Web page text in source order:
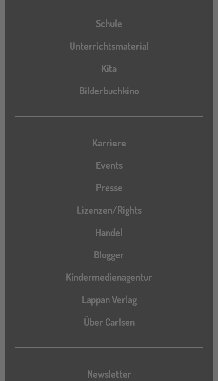
Schule
Unterrichtsmaterial
Kita
Bilderbuchkino
Karriere
Events
Presse
Lizenzen/Rights
Handel
Blogger
Kindermedienagentur
Lappan Verlag
Über Carlsen
Newsletter